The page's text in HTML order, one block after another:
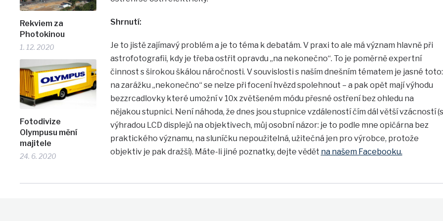
Rekviem za
Photokinou
1. 12. 2020
Fotodivize
Olympusu mění
majitele
24. 6. 2020
Shrnutí:
Je to jistě zajímavý problém a je to téma k debatám. V praxi to ale má význam hlavně při
astrofotografii, kdy je třeba ostřit opravdu „na nekonečno“. To je poměrně expertní
činnost s širokou škálou náročnosti. V souvislosti s naším dnešním tématem je jasné toto:
na zarážku „nekonečno“ se nelze při focení hvězd spolehnout – a pak opět mají výhodu
bezzrcadlovky které umožní v 10x zvětšeném módu přesné ostření bez ohledu na
nějakou stupnici. Není náhoda, že dnes jsou stupnice vzdáleností čím dál větší vzácností (s
výhradou LCD displejů na objektivech, můj osobní názor: je to podle mne opičárna bez
praktického významu, na sluníčku nepoužitelná, užitečná jen pro výrobce, protože
objektiv je pak dražší). Máte-li jiné poznatky, dejte vědět na našem Facebooku.